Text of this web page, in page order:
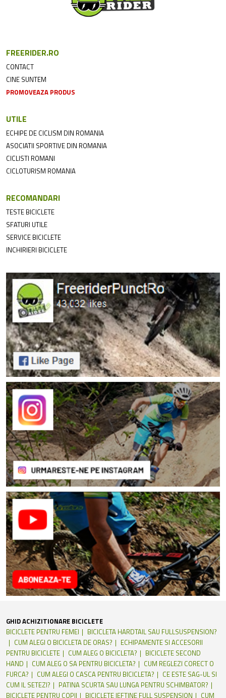
FREERIDER.RO
CONTACT
CINE SUNTEM
PROMOVEAZA PRODUS
UTILE
ECHIPE DE CICLISM DIN ROMANIA
ASOCIATII SPORTIVE DIN ROMANIA
CICLISTI ROMANI
CICLOTURISM ROMANIA
RECOMANDARI
TESTE BICICLETE
SFATURI UTILE
SERVICE BICICLETE
INCHIRIERI BICICLETE
GHID ACHIZITIONARE BICICLETE
BICICLETE PENTRU FEMEI
BICICLETA HARDTAIL SAU FULLSUSPENSION?
CUM ALEGI O BICICLETA DE ORAS?
ECHIPAMENTE SI ACCESORII
PENTRU BICICLETE
CUM ALEG O BICICLETA?
BICICLETE SECOND
HAND
CUM ALEG O SA PENTRU BICICLETA?
CUM REGLEZI CORECT O
FURCA?
CUM ALEGI O CASCA PENTRU BICICLETA?
CE ESTE SAG-UL SI
CUM IL SETEZI?
PATINA SCURTA SAU LUNGA PENTRU SCHIMBATOR?
BICICLETE PENTRU COPII
BICICLETE IEFTINE FULL SUSPENSION CUM